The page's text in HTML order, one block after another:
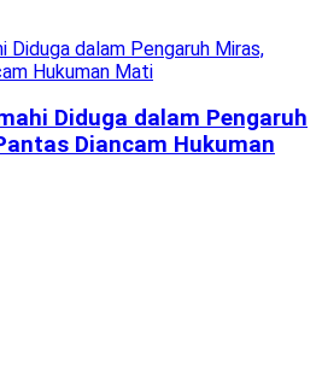
Diduga dalam Pengaruh
Diancam Hukuman